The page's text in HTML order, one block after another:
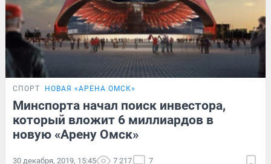
СПОРТ НОВАЯ «АРЕНА ОМСК»
Минспорта начал поиск инвестора,
который вложит 6 миллиардов в
новую «Арену Омск»
30 декабря, 2019, 15:45 7 217 7